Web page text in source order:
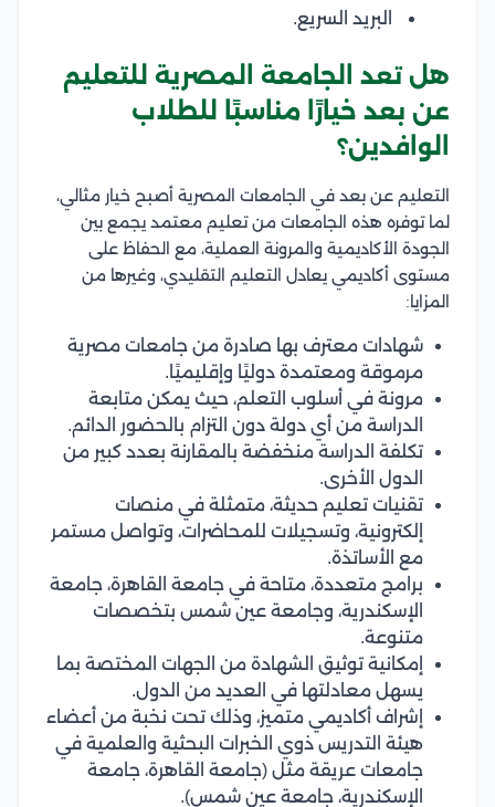
البريد السريع.
هل تعد الجامعة المصرية للتعليم
عن بعد خيارًا مناسبًا للطلاب
الوافدين؟
التعليم عن بعد في الجامعات المصرية أصبح خيار مثالي،
لما توفره هذه الجامعات من تعليم معتمد يجمع بين
الجودة الأكاديمية والمرونة العملية، مع الحفاظ على
مستوى أكاديمي يعادل التعليم التقليدي، وغيرها من
المزايا:
شهادات معترف بها صادرة من جامعات مصرية
مرموقة ومعتمدة دوليًا وإقليميًا.
مرونة في أسلوب التعلم، حيث يمكن متابعة
الدراسة من أي دولة دون التزام بالحضور الدائم.
تكلفة الدراسة منخفضة بالمقارنة بعدد كبير من
الدول الأخرى.
تقنيات تعليم حديثة، متمثلة في منصات
إلكترونية، وتسجيلات للمحاضرات، وتواصل مستمر
مع الأساتذة.
برامج متعددة، متاحة في جامعة القاهرة، جامعة
الإسكندرية، وجامعة عين شمس بتخصصات
متنوعة.
إمكانية توثيق الشهادة من الجهات المختصة بما
يسهل معادلتها في العديد من الدول.
إشراف أكاديمي متميز، وذلك تحت نخبة من أعضاء
هيئة التدريس ذوي الخبرات البحثية والعلمية في
جامعات عريقة مثل (جامعة القاهرة، جامعة
الإسكندرية، جامعة عين شمس).